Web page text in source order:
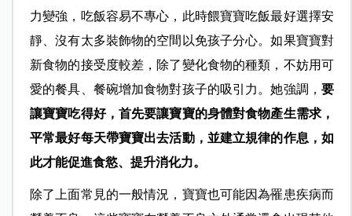
力變強，吃飯容易不專心，此時餵寶寶吃飯最好選擇安
靜、沒有太多裝飾物的空間以免孩子分心。如果寶寶對
新食物的接受度較差，除了變化食物的種類，不妨用可
愛的餐具、餐碗增加食物對孩子的吸引力。她強調，要
讓寶寶吃得好，首先要讓寶寶的身體對食物產生需求，
平常最好每天帶寶寶出去活動，並建立規律的作息，如
此才能促進食慾、提升消化力。
除了上面常見的一般情況，寶寶也可能因為罹患疾病而